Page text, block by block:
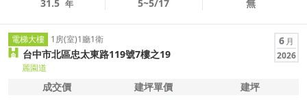
31.5 年 5~5/17 無
電梯大樓 1房(室)1廳1衛
台中市北區忠太東路119號7樓之19
麗園道
6 月
2026
成交價 建坪單價
建坪